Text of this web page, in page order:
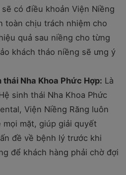
có điều khoản Viện Niềng
toàn chịu trách nhiệm cho
quả sau niềng cho từng
khách tháo niềng sẽ ưng ý
Nha Khoa Phức Hợp: Là
sinh thái Nha Khoa Phức
Viện Niềng Răng luôn
mặt, giúp giải quyết
đề về bệnh lý trước khi
để khách hàng phải chờ đợi